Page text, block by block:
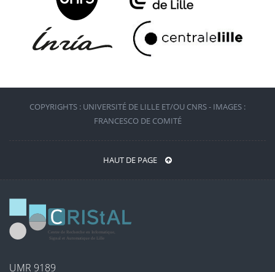
COPYRIGHTS : UNIVERSITÉ DE LILLE ET/OU CNRS - IMAGES :
FRANCESCO DE COMITÉ
HAUT DE PAGE
UMR 9189